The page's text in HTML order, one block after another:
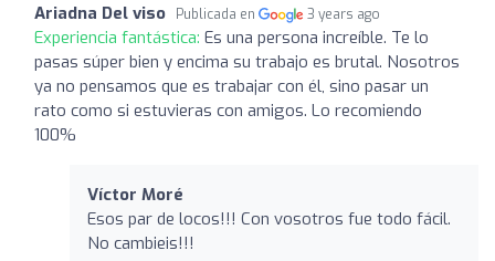
Ariadna Del viso Publicada en 3 years ago
Experiencia fantástica: Es una persona increíble. Te lo
pasas súper bien y encima su trabajo es brutal. Nosotros
ya no pensamos que es trabajar con él, sino pasar un
rato como si estuvieras con amigos. Lo recomiendo
100%
Víctor Moré
Esos par de locos!!! Con vosotros fue todo fácil.
No cambieis!!!